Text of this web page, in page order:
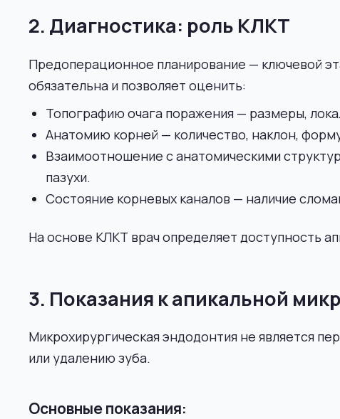
2. Диагностика: роль КЛКТ
Предоперационное планирование — ключевой
обязательна и позволяет оценить:
Топографию очага поражения — размеры,
Анатомию корней — количество, наклон,
Взаимоотношение с анатомическими
пазухи.
Состояние корневых каналов — наличие
На основе КЛКТ врач определяет доступность
3. Показания к апикальной
Микрохирургическая эндодонтия не является
или удалению зуба.
Основные показания: